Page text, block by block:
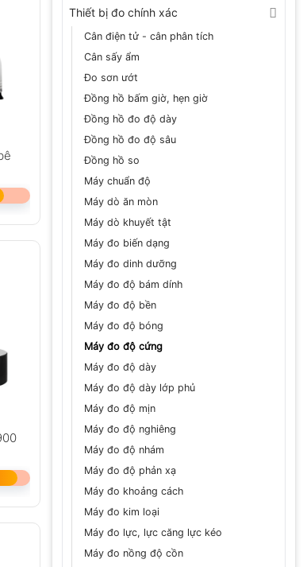
Thiết bị đo chính xác
Cân điện tử - cân phân tích
Cân sấy ẩm
Đo sơn ướt
Đồng hồ bấm giờ, hẹn giờ
Đồng hồ đo độ dày
Đồng hồ đo độ sâu
Đồng hồ so
Máy chuẩn độ
Máy dò ăn mòn
Máy dò khuyết tật
Máy đo biến dạng
Máy đo dinh dưỡng
Máy đo độ bám dính
Máy đo độ bền
Máy đo độ bóng
Máy đo độ cứng
Máy đo độ dày
Máy đo độ dày lớp phủ
Máy đo độ mịn
Máy đo độ nghiêng
Máy đo độ nhám
Máy đo độ phản xạ
Máy đo khoảng cách
Máy đo kim loại
Máy đo lực, lực căng lực kéo
Máy đo nồng độ cồn